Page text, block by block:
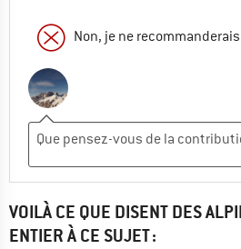
Non, je ne
VOILÀ CE QUE DISENT DES
ENTIER À CE SUJET :